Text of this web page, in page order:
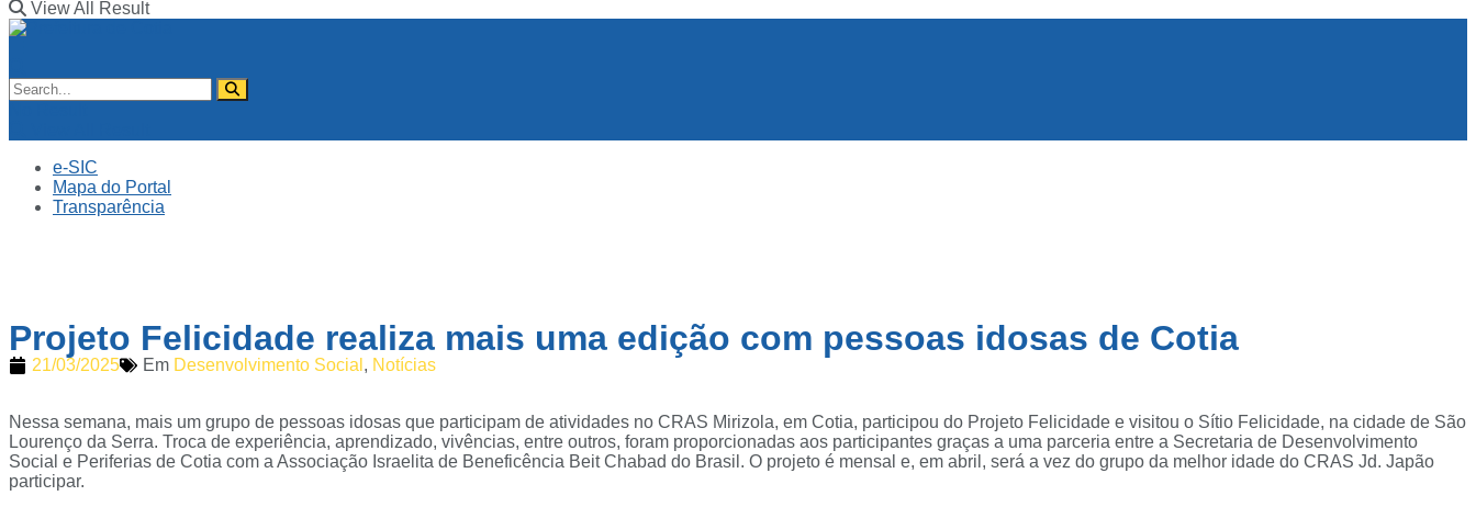
View All Result
e-SIC
Mapa do Portal
Transparência
Projeto Felicidade realiza mais uma edição com pessoas idosas de Cotia
21/03/2025 Em Desenvolvimento Social , Notícias
Nessa semana, mais um grupo de pessoas idosas que participam de atividades no CRAS Mirizola, em Cotia, participou do Projeto Felicidade e visitou o Sítio Felicidade, na cidade de São
Lourenço da Serra. Troca de experiência, aprendizado, vivências, entre outros, foram proporcionadas aos participantes graças a uma parceria entre a Secretaria de Desenvolvimento
Social e Periferias de Cotia com a Associação Israelita de Beneficência Beit Chabad do Brasil. O projeto é mensal e, em abril, será a vez do grupo da melhor idade do CRAS Jd. Japão
participar.